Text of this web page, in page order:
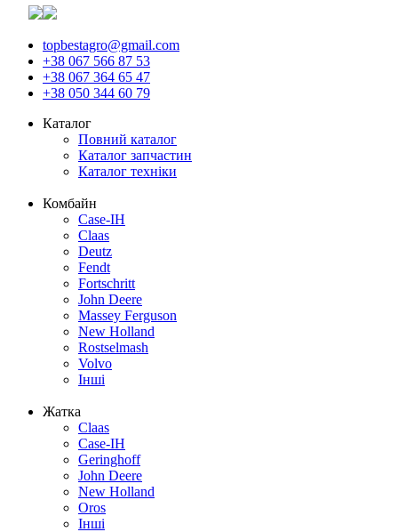
topbestagro@gmail.com
+38 067 566 87 53
+38 067 364 65 47
+38 050 344 60 79
Каталог
Повний каталог
Каталог запчастин
Каталог техніки
Комбайн
Case-IH
Claas
Deutz
Fendt
Fortschritt
John Deere
Massey Ferguson
New Holland
Rostselmash
Volvo
Інші
Жатка
Claas
Case-IH
Geringhoff
John Deere
New Holland
Oros
Інші